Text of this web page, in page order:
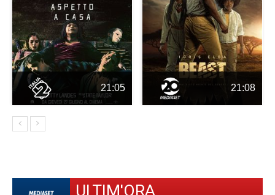
21:05 21:08
ULTIM'ORA